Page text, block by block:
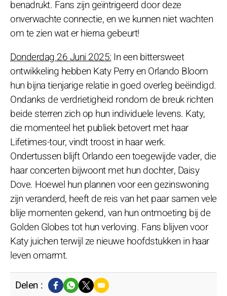
benadrukt. Fans zijn geïntrigeerd door deze
onverwachte connectie, en we kunnen niet wachten
om te zien wat er hierna gebeurt!
Donderdag 26 Juni 2025: In een bittersweet
ontwikkeling hebben Katy Perry en Orlando Bloom
hun bijna tienjarige relatie in goed overleg beëindigd.
Ondanks de verdrietigheid rondom de breuk richten
beide sterren zich op hun individuele levens. Katy,
die momenteel het publiek betovert met haar
Lifetimes-tour, vindt troost in haar werk.
Ondertussen blijft Orlando een toegewijde vader, die
haar concerten bijwoont met hun dochter, Daisy
Dove. Hoewel hun plannen voor een gezinswoning
zijn veranderd, heeft de reis van het paar samen vele
blije momenten gekend, van hun ontmoeting bij de
Golden Globes tot hun verloving. Fans blijven voor
Katy juichen terwijl ze nieuwe hoofdstukken in haar
leven omarmt.
Delen :